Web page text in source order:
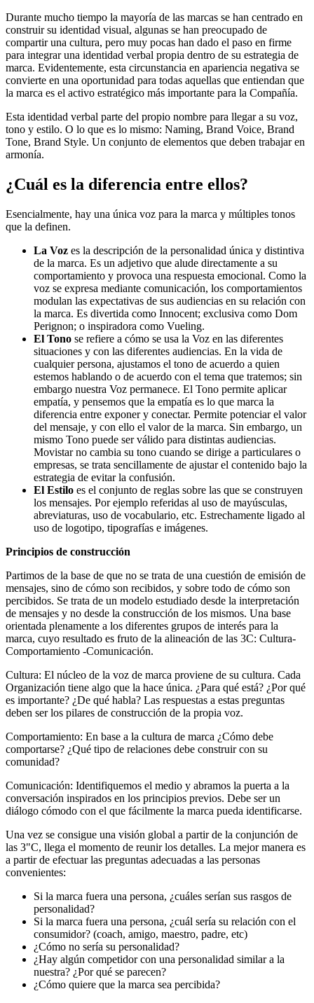
Durante mucho tiempo la mayoría de las marcas se han centrado en
construir su identidad visual, algunas se han preocupado de
compartir una cultura, pero muy pocas han dado el paso en firme
para integrar una identidad verbal propia dentro de su estrategia de
marca. Evidentemente, esta circunstancia en apariencia negativa se
convierte en una oportunidad para todas aquellas que entiendan que
la marca es el activo estratégico más importante para la Compañía.
Esta identidad verbal parte del propio nombre para llegar a su voz,
tono y estilo. O lo que es lo mismo: Naming, Brand Voice, Brand
Tone, Brand Style. Un conjunto de elementos que deben trabajar en
armonía.
¿Cuál es la diferencia entre ellos?
Esencialmente, hay una única voz para la marca y múltiples tonos
que la definen.
La Voz es la descripción de la personalidad única y distintiva
de la marca. Es un adjetivo que alude directamente a su
comportamiento y provoca una respuesta emocional. Como la
voz se expresa mediante comunicación, los comportamientos
modulan las expectativas de sus audiencias en su relación con
la marca. Es divertida como Innocent; exclusiva como Dom
Perignon; o inspiradora como Vueling.
El Tono se refiere a cómo se usa la Voz en las diferentes
situaciones y con las diferentes audiencias. En la vida de
cualquier persona, ajustamos el tono de acuerdo a quien
estemos hablando o de acuerdo con el tema que tratemos; sin
embargo nuestra Voz permanece. El Tono permite aplicar
empatía, y pensemos que la empatía es lo que marca la
diferencia entre exponer y conectar. Permite potenciar el valor
del mensaje, y con ello el valor de la marca. Sin embargo, un
mismo Tono puede ser válido para distintas audiencias.
Movistar no cambia su tono cuando se dirige a particulares o
empresas, se trata sencillamente de ajustar el contenido bajo la
estrategia de evitar la confusión.
El Estilo es el conjunto de reglas sobre las que se construyen
los mensajes. Por ejemplo referidas al uso de mayúsculas,
abreviaturas, uso de vocabulario, etc. Estrechamente ligado al
uso de logotipo, tipografías e imágenes.
Principios de construcción
Partimos de la base de que no se trata de una cuestión de emisión de
mensajes, sino de cómo son recibidos, y sobre todo de cómo son
percibidos. Se trata de un modelo estudiado desde la interpretación
de mensajes y no desde la construcción de los mismos. Una base
orientada plenamente a los diferentes grupos de interés para la
marca, cuyo resultado es fruto de la alineación de las 3C: Cultura-
Comportamiento -Comunicación.
Cultura: El núcleo de la voz de marca proviene de su cultura. Cada
Organización tiene algo que la hace única. ¿Para qué está? ¿Por qué
es importante? ¿De qué habla? Las respuestas a estas preguntas
deben ser los pilares de construcción de la propia voz.
Comportamiento: En base a la cultura de marca ¿Cómo debe
comportarse? ¿Qué tipo de relaciones debe construir con su
comunidad?
Comunicación: Identifiquemos el medio y abramos la puerta a la
conversación inspirados en los principios previos. Debe ser un
diálogo cómodo con el que fácilmente la marca pueda identificarse.
Una vez se consigue una visión global a partir de la conjunción de
las 3"C, llega el momento de reunir los detalles. La mejor manera es
a partir de efectuar las preguntas adecuadas a las personas
convenientes:
Si la marca fuera una persona, ¿cuáles serían sus rasgos de
personalidad?
Si la marca fuera una persona, ¿cuál sería su relación con el
consumidor? (coach, amigo, maestro, padre, etc)
¿Cómo no sería su personalidad?
¿Hay algún competidor con una personalidad similar a la
nuestra? ¿Por qué se parecen?
¿Cómo quiere que la marca sea percibida?